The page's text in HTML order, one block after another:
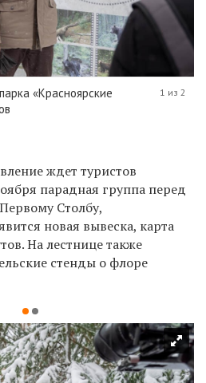
«Красноярские
1 из 2
ждет туристов
парадная группа перед
Столбу,
новая вывеска, карта
На лестнице также
стенды о флоре